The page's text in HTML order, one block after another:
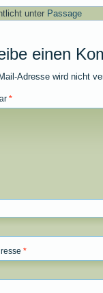
unter Passage
einen
Adresse wird nicht
*
*